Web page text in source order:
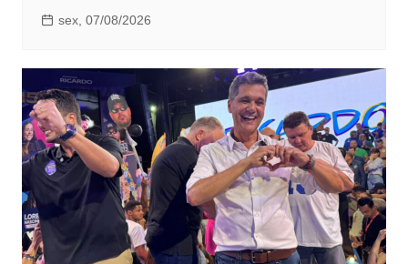
sex, 07/08/2026